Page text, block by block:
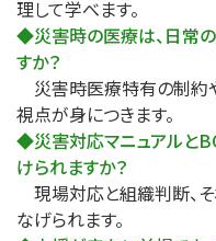
理して学べます。
◆災害時の医療は、日常
すか？
災害時医療特有の制約
視点が身につきます。
◆災害対応マニュアルと
けられますか？
現場対応と組織判断、
なげられます。